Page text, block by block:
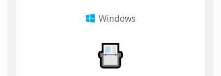
Windows